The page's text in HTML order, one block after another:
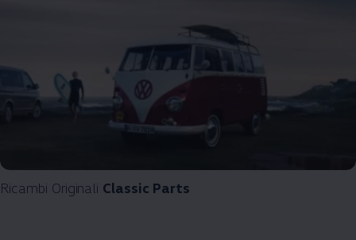
Ricambi Originali Classic Parts